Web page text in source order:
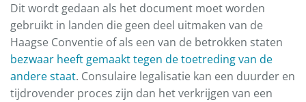
Dit wordt gedaan als het document moet worden
gebruikt in landen die geen deel uitmaken van de
Haagse Conventie of als een van de betrokken staten
bezwaar heeft gemaakttegen de toetreding van de
andere staat. Consulaire legalisatie kan een duurder en
tijdrovender proces zijn dan het verkrijgen van een